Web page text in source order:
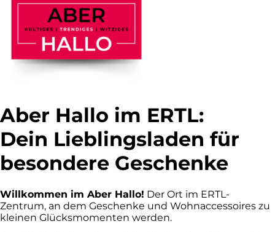
Aber Hallo im ERTL:
Dein Lieblingsladen für
besondere Geschenke
Willkommen im Aber Hallo! Der Ort im ERTL-
Zentrum, an dem Geschenke und Wohnaccessoires zu
kleinen Glücksmomenten werden.